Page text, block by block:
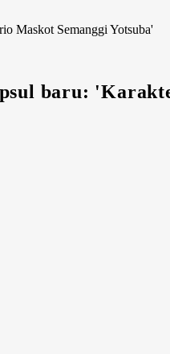
Maskot Semanggi Yotsuba'
baru: